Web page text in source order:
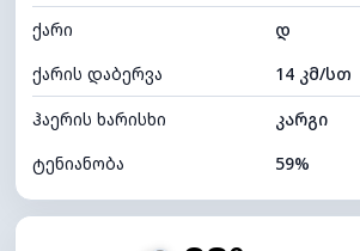
განათების ინდექსი 4
ღრუბლის სიმაღლე 5920 მ
ქარი
დ
ქარის დაბერვა
14 კმ/სთ
ჰაერის ხარისხი
კარგი
ტენიანობა
59%